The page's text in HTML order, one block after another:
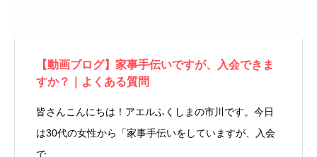
【動画ブログ】家事手伝いですが、入会できま
すか？｜よくある質問
皆さんこんにちは！アエルふくしまの市川です。今日
は30代の女性から「家事手伝いをしていますが、入会
で…